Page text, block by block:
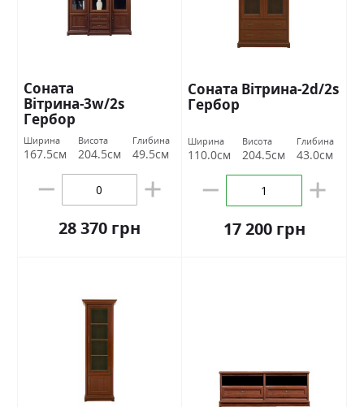
Соната
Вітрина-3w/2s
Гербор
Ширина
167.5см
Висота
204.5см
Глибина
49.5см
28 370 грн
Соната Вітрина-2d/2s
Гербор
Ширина
110.0см
Висота
204.5см
Глибина
43.0см
17 200 грн